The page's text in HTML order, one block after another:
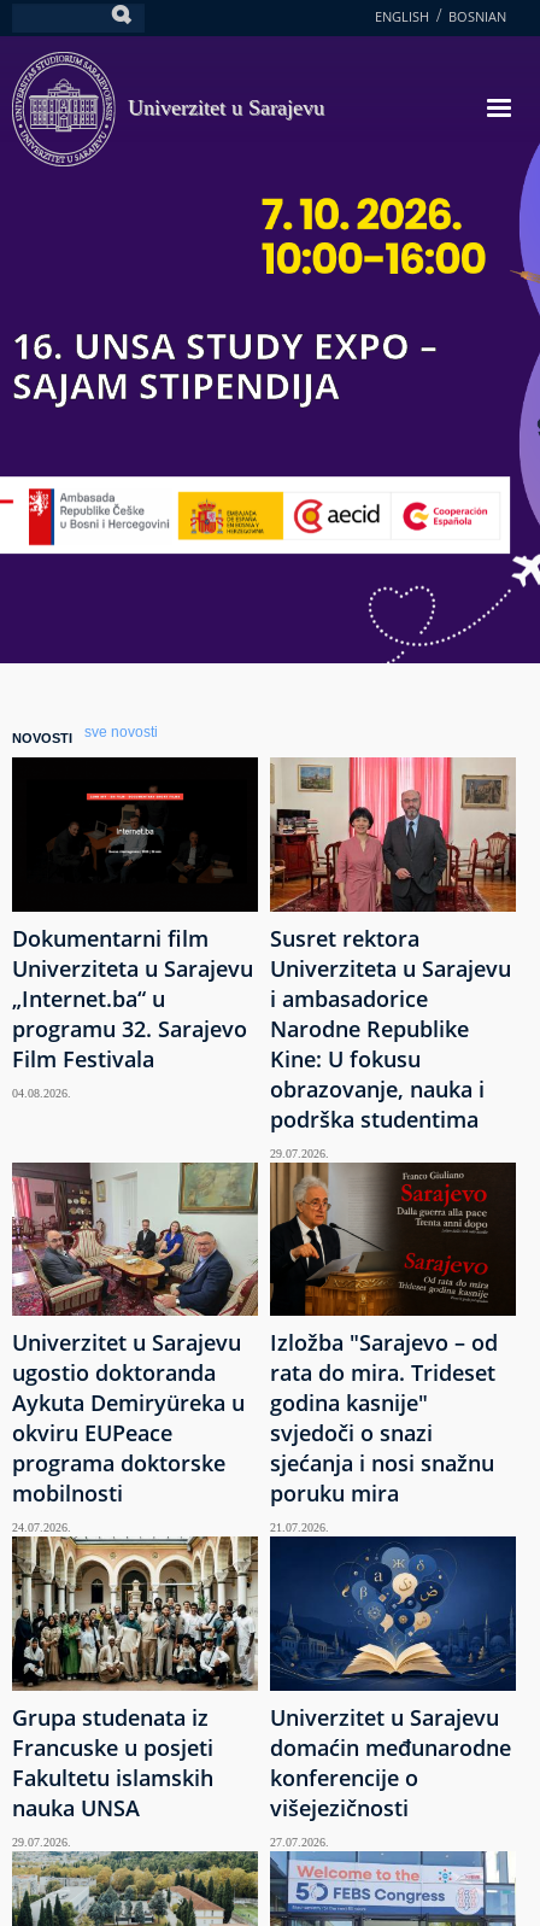
na
glavni
sadržaj
ENGLISH BOSNIAN
Univerzitet u Sarajevu
16. UNSA STUDY EXPO –
SAJAM STIPENDIJA
NOVOSTI sve novosti
Dokumentarni film
Univerziteta u Sarajevu
„Internet.ba“ u
programu 32. Sarajevo
Film Festivala
04.08.2026.
Susret rektora
Univerziteta u Sarajevu
i ambasadorice
Narodne Republike
Kine: U fokusu
obrazovanje, nauka i
podrška studentima
29.07.2026.
Univerzitet u Sarajevu
ugostio doktoranda
Aykuta Demiryüreka u
okviru EUPeace
programa doktorske
mobilnosti
24.07.2026.
Izložba "Sarajevo – od
rata do mira. Trideset
godina kasnije"
svjedoči o snazi
sjećanja i nosi snažnu
poruku mira
21.07.2026.
Grupa studenata iz
Francuske u posjeti
Fakultetu islamskih
nauka UNSA
29.07.2026.
Univerzitet u Sarajevu
domaćin međunarodne
konferencije o
višejezičnosti
27.07.2026.